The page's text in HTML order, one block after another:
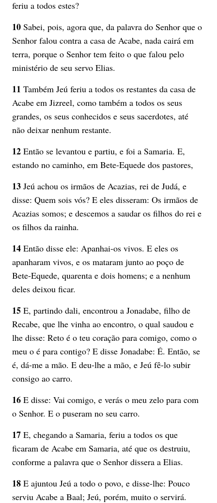
feriu a todos estes?
10Sabei, pois, agora que, da palavra do Senhor que o
Senhor falou contra a casa de Acabe, nada cairá em
terra, porque o Senhor tem feito o que falou pelo
ministério de seu servo Elias.
11 Também Jeú feriu a todos os restantes da casa de
Acabe em Jizreel, como também a todos os seus
grandes, os seus conhecidos e seus sacerdotes, até
não deixar nenhum restante.
12Então se levantou e partiu, e foi a Samaria. E,
estando no caminho, em Bete-Equede dos pastores,
13Jeú achou os irmãos de Acazias, rei de Judá, e
disse: Quem sois vós? E eles disseram: Os irmãos de
Acazias somos; e descemos a saudar os filhos do rei e
os filhos da rainha.
14Então disse ele: Apanhai-os vivos. E eles os
apanharam vivos, e os mataram junto ao poço de
Bete-Equede, quarenta e dois homens; e a nenhum
deles deixou ficar.
15E, partindo dali, encontrou a Jonadabe, filho de
Recabe, que lhe vinha ao encontro, o qual saudou e
lhe disse: Reto é o teu coração para comigo, como o
meu o é para contigo? E disse Jonadabe: É. Então, se
é, dá-me a mão. E deu-lhe a mão, e Jeú fê-lo subir
consigo ao carro.
16E disse: Vai comigo, e verás o meu zelo para com
o Senhor. E o puseram no seu carro.
17E, chegando a Samaria, feriu a todos os que
ficaram de Acabe em Samaria, até que os destruiu,
conforme a palavra que o Senhor dissera a Elias.
18E ajuntou Jeú a todo o povo, e disse-lhe: Pouco
serviu Acabe a Baal; Jeú, porém, muito o servirá.